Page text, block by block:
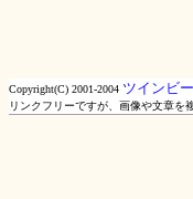
Copyright(C) 2001-2004 ツインビ
リンクフリーですが、画像や文章を